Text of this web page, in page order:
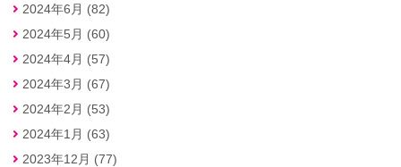
2024年6月 (82)
2024年5月 (60)
2024年4月 (57)
2024年3月 (67)
2024年2月 (53)
2024年1月 (63)
2023年12月 (77)